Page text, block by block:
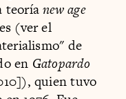
teoríanew age
(ver el
de
en Gatopardo
quien tuvo